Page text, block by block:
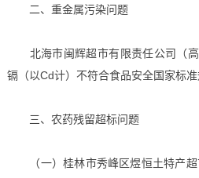
二、重金属污染问题
北海市闽辉超市有限责任公司（高
镉（以Cd计）不符合食品安全国家标准
三、农药残留超标问题
（一）桂林市秀峰区煜恒土特产超